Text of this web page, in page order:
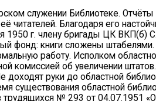
служении Библиотеке.
читателей. Благодаря его
1950 г. члену бригады ЦК
фонд: книги сложены
работу. Исполком
комиссией об увеличении
доходят руки до областной
существования областной
трудящихся № 293 от 04.07.1951